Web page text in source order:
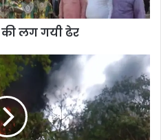
लग गयी ढेर